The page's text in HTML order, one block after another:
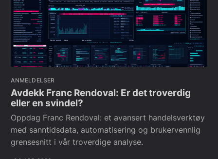
ANMELDELSER
Avdekk Franc Rendoval: Er det troverdig
eller en svindel?
Oppdag Franc Rendoval: et avansert handelsverktøy
med sanntidsdata, automatisering og brukervennlig
grensesnitt i vår troverdige analyse.